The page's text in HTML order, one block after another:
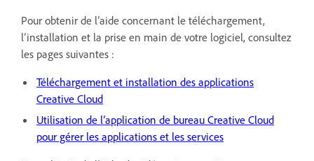
Pour obtenir de l’aide concernant le téléchargement,
l’installation et la prise en main de votre logiciel, consultez
les pages suivantes :
Téléchargement et installation des applications
Creative Cloud
Utilisation de l’application de bureau Creative Cloud
pour gérer les applications et les services